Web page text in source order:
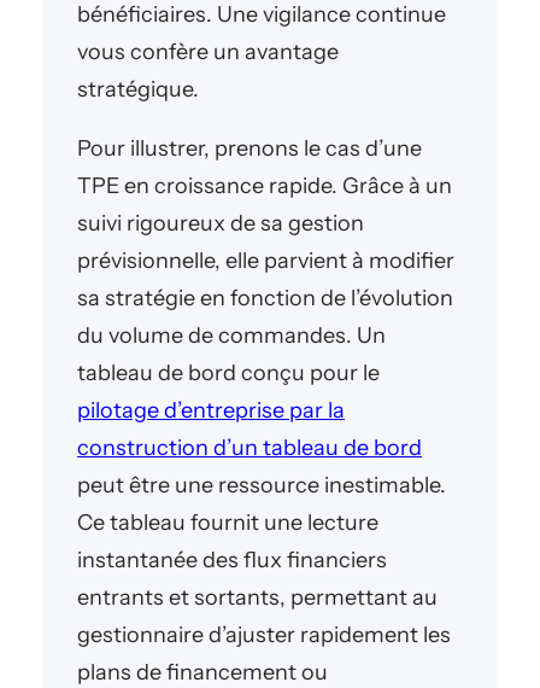
bénéficiaires. Une vigilance continue
vous confère un avantage
stratégique.
Pour illustrer, prenons le cas d’une
TPE en croissance rapide. Grâce à un
suivi rigoureux de sa gestion
prévisionnelle, elle parvient à modifier
sa stratégie en fonction de l’évolution
du volume de commandes. Un
tableau de bord conçu pour le
pilotage d’entreprise par la
construction d’un tableau de bord
peut être une ressource inestimable.
Ce tableau fournit une lecture
instantanée des flux financiers
entrants et sortants, permettant au
gestionnaire d’ajuster rapidement les
plans de financement ou